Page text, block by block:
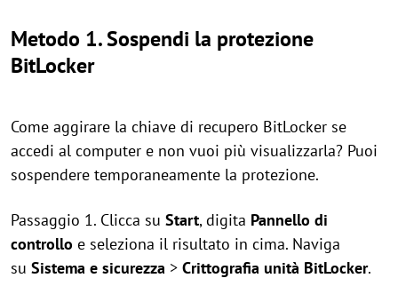
Metodo 1. Sospendi la protezione
BitLocker
Come aggirare la chiave di recupero BitLocker se
accedi al computer e non vuoi più visualizzarla? Puoi
sospendere temporaneamente la protezione.
Passaggio 1. Clicca su Start, digita Pannello di
controllo e seleziona il risultato in cima. Naviga
su Sistema e sicurezza > Crittografia unità BitLocker.